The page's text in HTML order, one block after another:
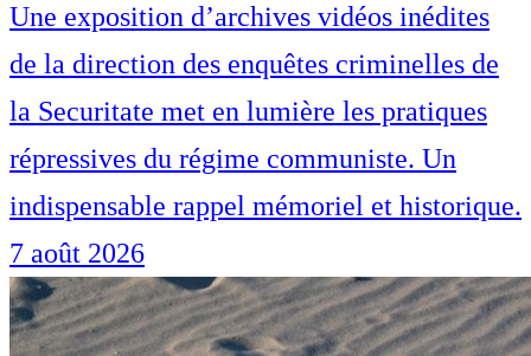
Une exposition d’archives vidéos inédites
de la direction des enquêtes criminelles de
la Securitate met en lumière les pratiques
répressives du régime communiste. Un
indispensable rappel mémoriel et historique.
7 août 2026